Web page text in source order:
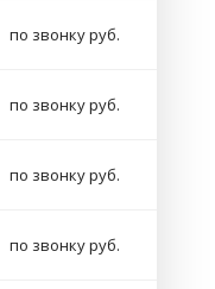
по звонку руб.
по звонку руб.
по звонку руб.
по звонку руб.